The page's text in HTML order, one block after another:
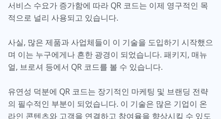
서비스 수요가 증가함에 따라 QR 코드는 이제 영구적인 목
적으로 널리 사용되고 있습니다.
사실, 많은 제품과 사업체들이 이 기술을 도입하기 시작했으
며 이는 누구에게나 흔한 광경이 되었습니다. 패키지, 매뉴
얼, 브로셔 등에서 QR 코드를 볼 수 있습니다.
유연성 덕분에 QR 코드는 장기적인 마케팅 및 브랜딩 전략
의 필수적인 부분이 되었습니다. 이 기술은 많은 기업이 온
라인 콘텐츠와 고객을 연결하고 참여율을 향상시킬 수 있도